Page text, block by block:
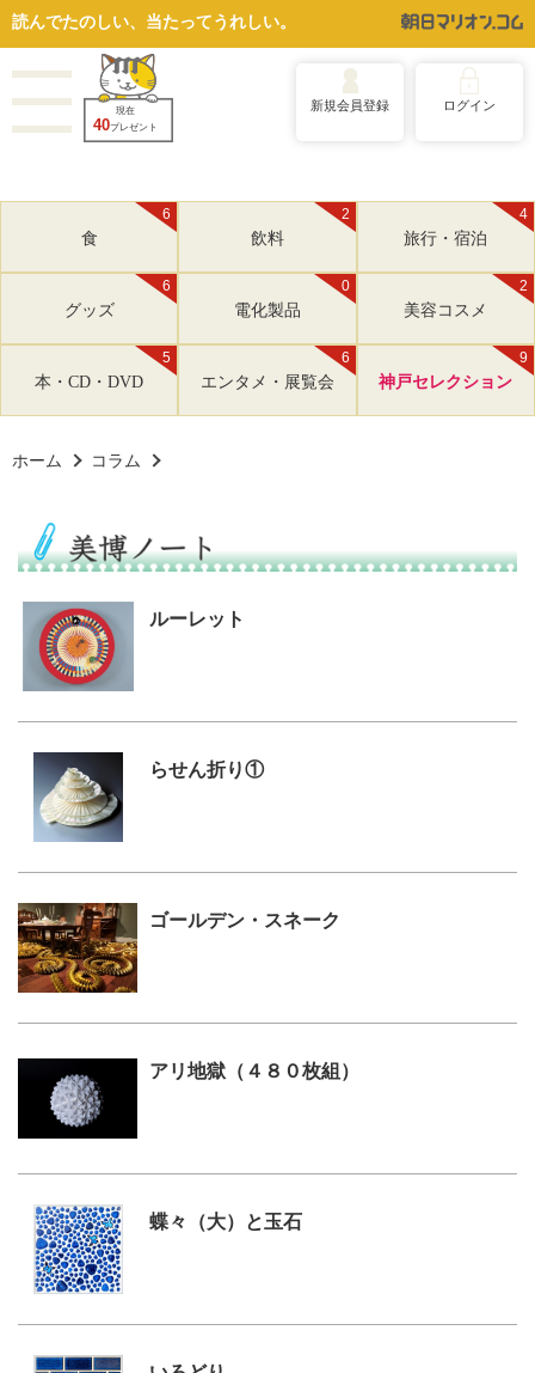
読んでたのしい、当たってうれしい。
現在
40プレゼント
新規会員登録 ログイン
6
食
2
飲料
4
旅行・宿泊
6
グッズ
0
電化製品
2
美容コスメ
5
本・CD・DVD
6
エンタメ・展覧会
9
神戸セレクション
ホーム コラム
ルーレット
らせん折り①
ゴールデン・スネーク
アリ地獄（４８０枚組）
蝶々（大）と玉石